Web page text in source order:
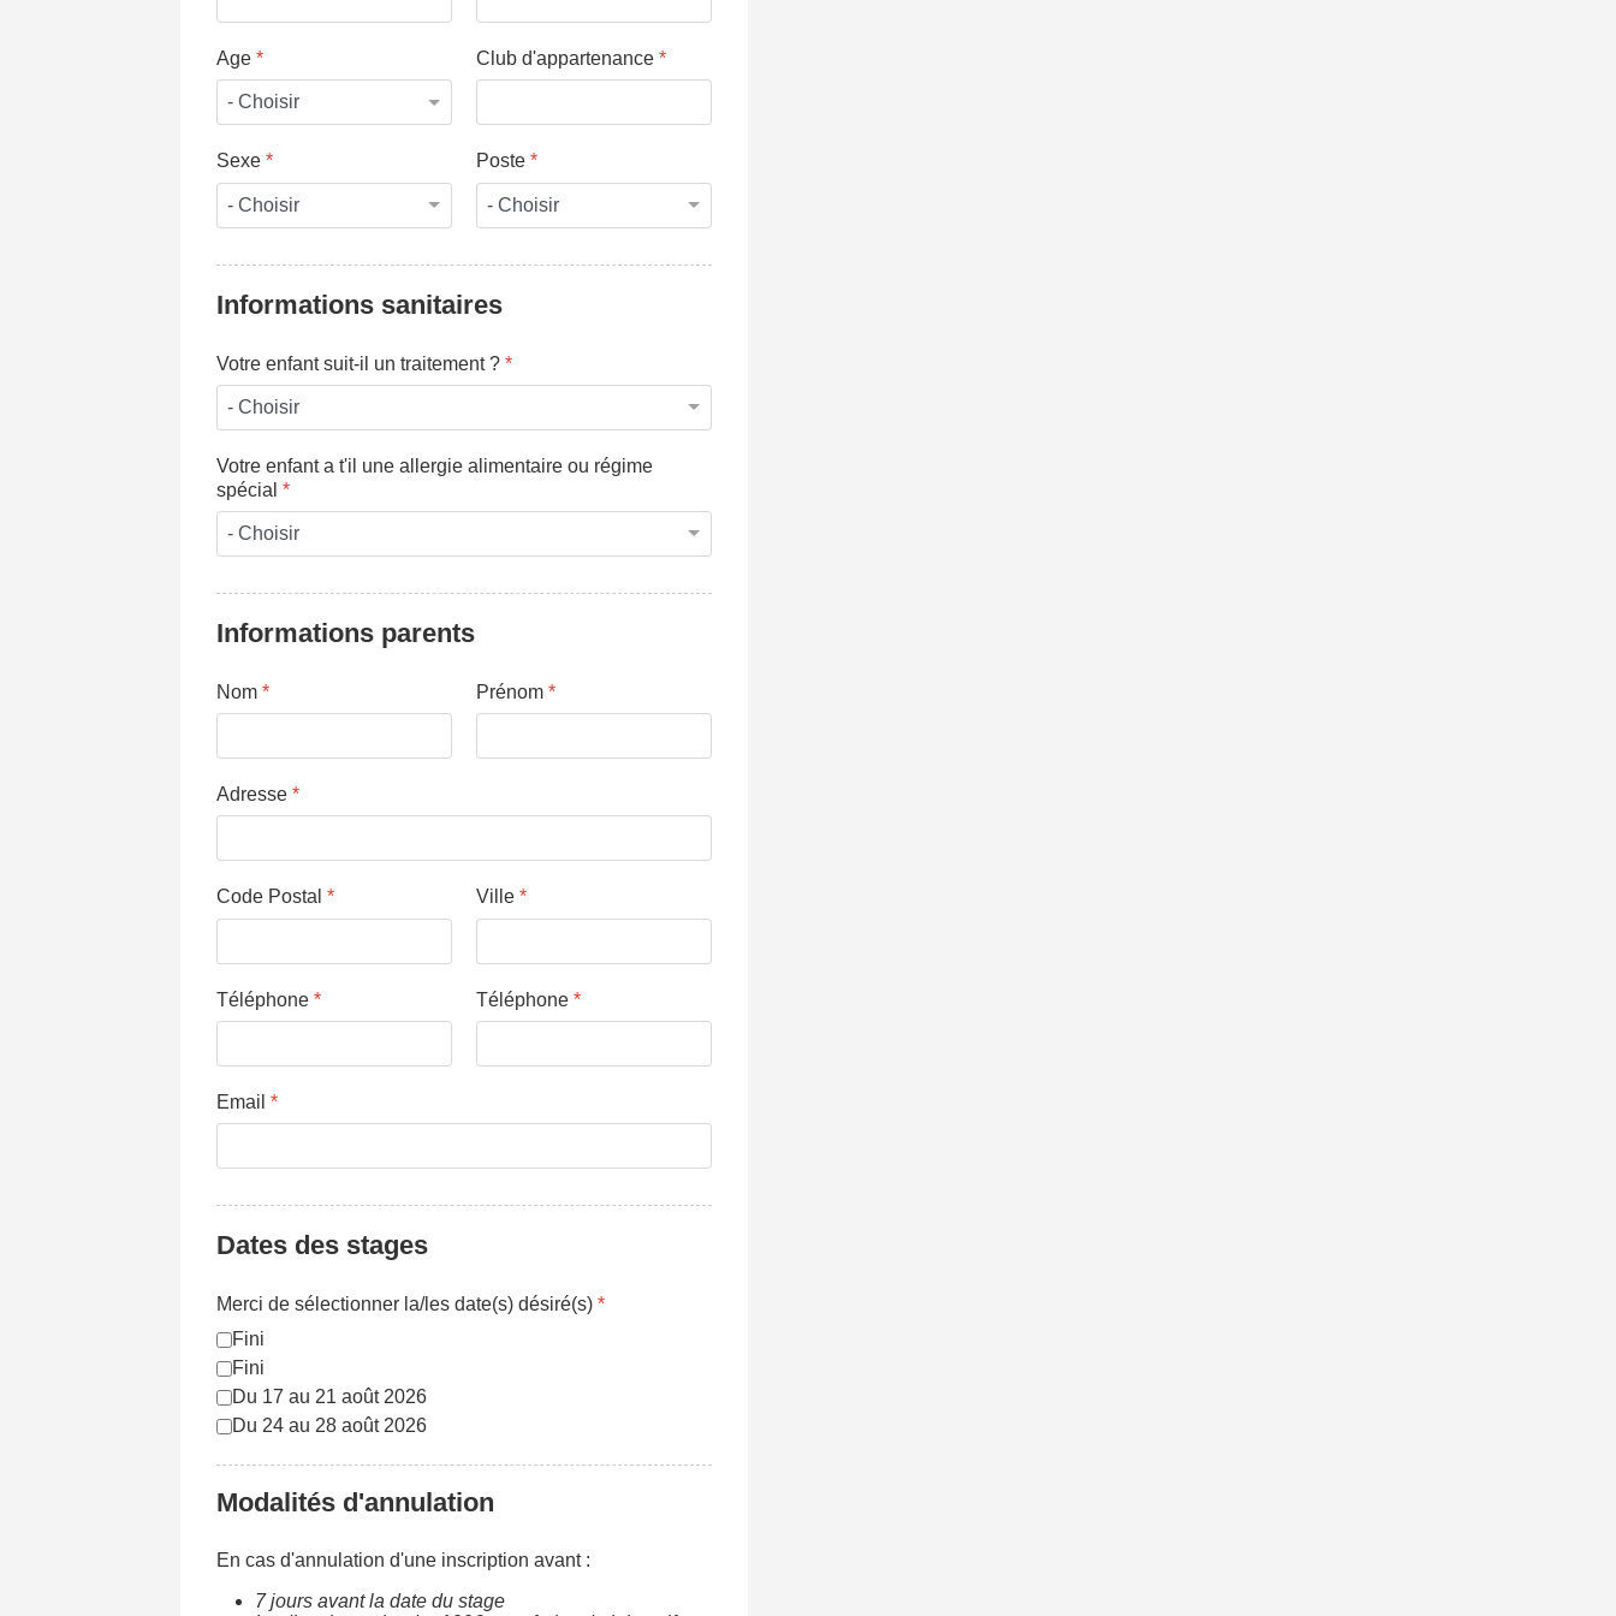
Age * Club d'appartenance *
Sexe * Poste *
Informations sanitaires
Votre enfant suit-il un traitement ? *
Votre enfant a t'il une allergie alimentaire ou régime
spécial *
Informations parents
Nom * Prénom *
Adresse *
Code Postal * Ville *
Téléphone * Téléphone *
Email *
Dates des stages
Merci de sélectionner la/les date(s) désiré(s) *
Fini
Fini
Du 17 au 21 août 2026
Du 24 au 28 août 2026
Modalités d'annulation
En cas d'annulation d'une inscription avant :
7 jours avant la date du stage